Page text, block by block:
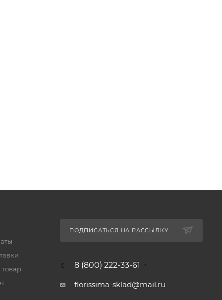
ПОДПИСАТЬСЯ НА РАССЫЛКУ
8 (800) 222-33-61
florissima-sklad@mail.ru